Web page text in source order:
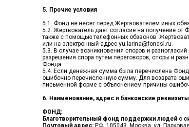
5. Прочие условия
5.1. Фонд не несет перед Жертвователем иных
5.2. Жертвователь дает согласие на получение
также с помощью телефонных обзвонов.
или на электронный адрес yu.larina@fondsl.ru.
5.3. В случае возникновения споров и
разрешения спора путем переговоров, споры и
Фонда.
5.4. Если денежная сумма была перечислена
ошибочно перечисленную сумму. Для возврата
письменной форме с объяснением причины
6. Наименование, адрес и банковские
ФОНД:
Благотворительный фонд поддержки людей с
Почтовый адрес: РФ, 105043, Москва, ул.